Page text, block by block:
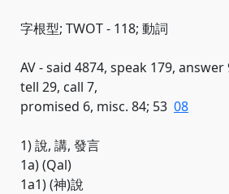
字根型; TWOT - 118; 動詞
AV - said 4874, speak 179,
tell 29, call 7,
promised 6, misc. 84; 53 08
1) 說, 講, 發言
1a) (Qal)
1a1) (神)說